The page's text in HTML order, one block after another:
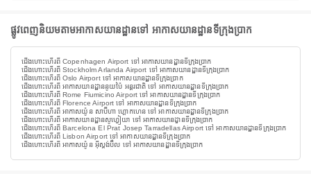
ផ្លូវពេញនិយមតាមអាកាសយានដ្ឋានទៅ អាកាសយានដ្ឋានទីក្រុងប្រាក
ជើងហោះហើរពី Copenhagen Airport ទៅ អាកាសយានដ្ឋានទីក្រុងប្រាក
ជើងហោះហើរពី Stockholm Arlanda Airport ទៅ អាកាសយានដ្ឋានទីក្រុងប្រាក
ជើងហោះហើរពី Oslo Airport ទៅ អាកាសយានដ្ឋានទីក្រុងប្រាក
ជើងហោះហើរពី អាកាសយានដ្ឋាននូយប៉ៃ អន្តរជាតិ ទៅ អាកាសយានដ្ឋានទីក្រុងប្រាក
ជើងហោះហើរពី Rome Fiumicino Airport ទៅ អាកាសយានដ្ឋានទីក្រុងប្រាក
ជើងហោះហើរពី Florence Airport ទៅ អាកាសយានដ្ឋានទីក្រុងប្រាក
ជើងហោះហើរពី អាកាសយ៉ូន សាប៊ីហា ហ្គោកហេន ទៅ អាកាសយានដ្ឋានទីក្រុងប្រាក
ជើងហោះហើរពី អាកាសយានដ្ឋានសូហ្វៀយា ទៅ អាកាសយានដ្ឋានទីក្រុងប្រាក
ជើងហោះហើរពី Barcelona El Prat Josep Tarradellas Airport ទៅ អាកាសយានដ្ឋានទីក្រុងប្រាក
ជើងហោះហើរពី Lisbon Airport ទៅ អាកាសយានដ្ឋានទីក្រុងប្រាក
ជើងហោះហើរពី អាកាសយ៉ូន អ៊ីស្តង់ប៊ឺល ទៅ អាកាសយានដ្ឋានទីក្រុងប្រាក